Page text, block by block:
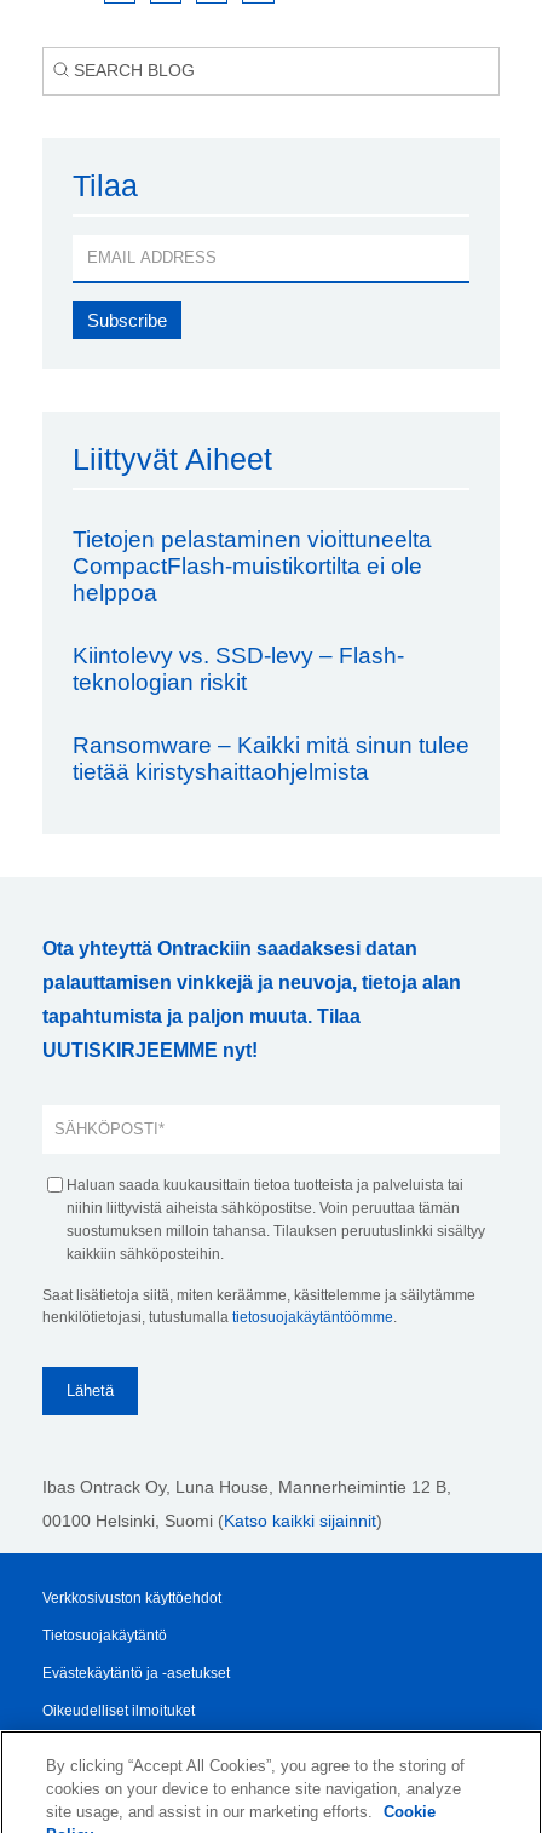
Tilaa
Liittyvät Aiheet
Tietojen pelastaminen vioittuneelta
CompactFlash-muistikortilta ei ole
helppoa
Kiintolevy vs. SSD-levy – Flash-
teknologian riskit
Ransomware – Kaikki mitä sinun tulee
tietää kiristyshaittaohjelmista
Ota yhteyttä Ontrackiin saadaksesi datan
palauttamisen vinkkejä ja neuvoja, tietoja alan
tapahtumista ja paljon muuta. Tilaa
UUTISKIRJEEMME nyt!
Haluan saada kuukausittain tietoa tuotteista ja palveluista tai
niihin liittyvistä aiheista sähköpostitse. Voin peruuttaa tämän
suostumuksen milloin tahansa. Tilauksen peruutuslinkki sisältyy
kaikkiin sähköposteihin.
Saat lisätietoja siitä, miten keräämme, käsittelemme ja säilytämme
henkilötietojasi, tutustumalla tietosuojakäytäntöömme.
Ibas Ontrack Oy, Luna House, Mannerheimintie 12 B,
00100 Helsinki , Suomi (Katso kaikki sijainnit)
Verkkosivuston käyttöehdot
Tietosuojakäytäntö
Evästekäytäntö ja -asetukset
Oikeudelliset ilmoituket
Myynti- ja Toimitusehdot
Authorised Partner Agreement
By clicking “Accept All Cookies”, you agree to the storing of
cookies on your device to enhance site navigation, analyze
site usage, and assist in our marketing efforts.
Cookie